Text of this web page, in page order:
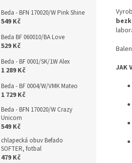
Beda - BFN 170020/W Pink Shine
549 Kč
Beda BF 060010/BA Love
529 Kč
Beda - BF 0001/SK/1W Alex
1 289 Kč
Beda - BF 0004/W/VMK Mateo
1 729 Kč
Beda - BFN 170020/W Crazy
Unicorn
549 Kč
chlapecká obuv Befado
SOFTER, fotbal
479 Kč
JAK